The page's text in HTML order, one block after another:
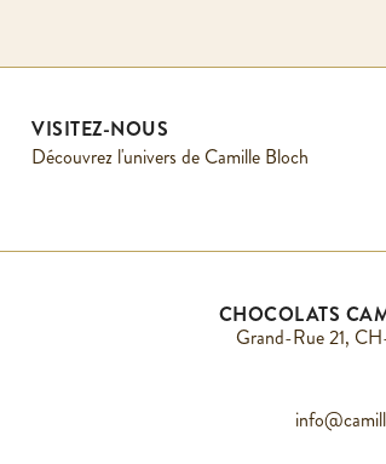
VISITEZ-NOUS
Découvrez l'univers de Camille Bloch
CHOCOLATS
Grand-Rue 21,